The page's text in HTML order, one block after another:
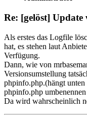
Re: [gelöst]
Als erstes das Logfile
hat, es stehen laut
Verfügung.
Dann, wie von
Versionsumstellung
phpinfo.php.(hängt unten
phpinfo.php
Da wird wahrscheinlich